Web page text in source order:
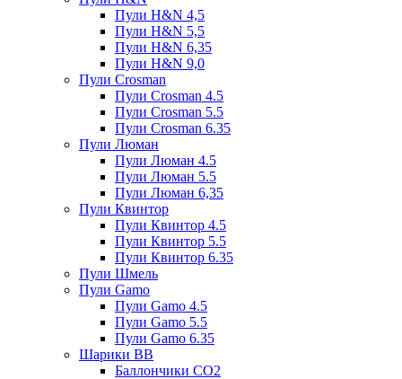
Пули H&N 4,5
Пули H&N 5,5
Пули H&N 6,35
Пули H&N 9,0
Пули Crosman
Пули Crosman 4.5
Пули Crosman 5.5
Пули Crosman 6.35
Пули Люман
Пули Люман 4.5
Пули Люман 5.5
Пули Люман 6,35
Пули Квинтор
Пули Квинтор 4.5
Пули Квинтор 5.5
Пули Квинтор 6.35
Пули Шмель
Пули Gamo
Пули Gamo 4.5
Пули Gamo 5.5
Пули Gamo 6.35
Шарики BB
Баллончики CO2